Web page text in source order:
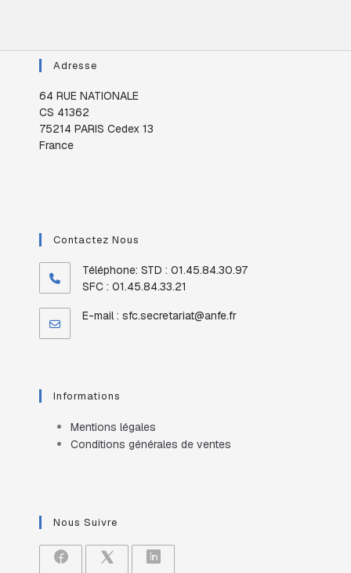
Adresse
64 RUE NATIONALE
CS 41362
75214 PARIS Cedex 13
France
Contactez Nous
Téléphone: STD : 01.45.84.30.97
SFC : 01.45.84.33.21
E-mail : sfc.secretariat@anfe.fr
Informations
Mentions légales
Conditions générales de ventes
Nous Suivre